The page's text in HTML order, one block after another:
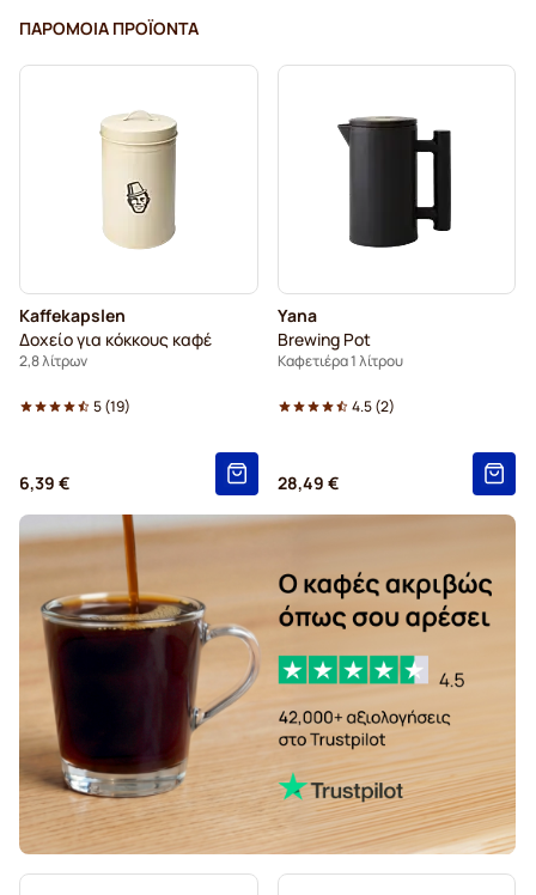
Κόκκοι καφέ Garibaldi
Κόκκοι καφέ Tonino Lamborghini Κόκκοι καφέ Gimoka
Αξεσουάρ Kaffekapslen Κόκκοι καφέ Kaffekapslen
Κόκκοι καφέ espresso Delonghi
ΠΑΡΌΜΟΙΑ ΠΡΟΪΌΝΤΑ
Kaffekapslen
Δοχείο για κόκκους καφέ
2,8 λίτρων
5(19)
6,39 €
Yana
Brewing Pot
Καφετιέρα 1 λίτρου
4.5(2)
28,49 €